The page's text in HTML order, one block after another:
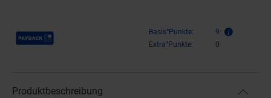
Payback Punkte Basis°Punkte:
9
Extra°Punkte:
0
Produktbeschreibung